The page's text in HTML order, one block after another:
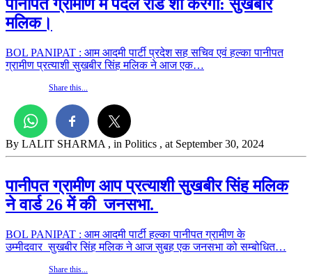
पानीपत ग्रामीण में पैदल रोड शो करेंगी: सुखबीर
मलिक।
BOL PANIPAT : आम आदमी पार्टी प्रदेश सह सचिव एवं हल्का पानीपत
ग्रामीण प्रत्याशी सुखबीर सिंह मलिक ने आज एक…
Share this...
By LALIT SHARMA , in Politics , at September 30, 2024
पानीपत ग्रामीण आप प्रत्याशी सुखबीर सिंह मलिक
ने वार्ड 26 में की जनसभा.
BOL PANIPAT : आम आदमी पार्टी हल्का पानीपत ग्रामीण के
उम्मीदवार सुखबीर सिंह मलिक ने आज सुबह एक जनसभा को सम्बोधित…
Share this...